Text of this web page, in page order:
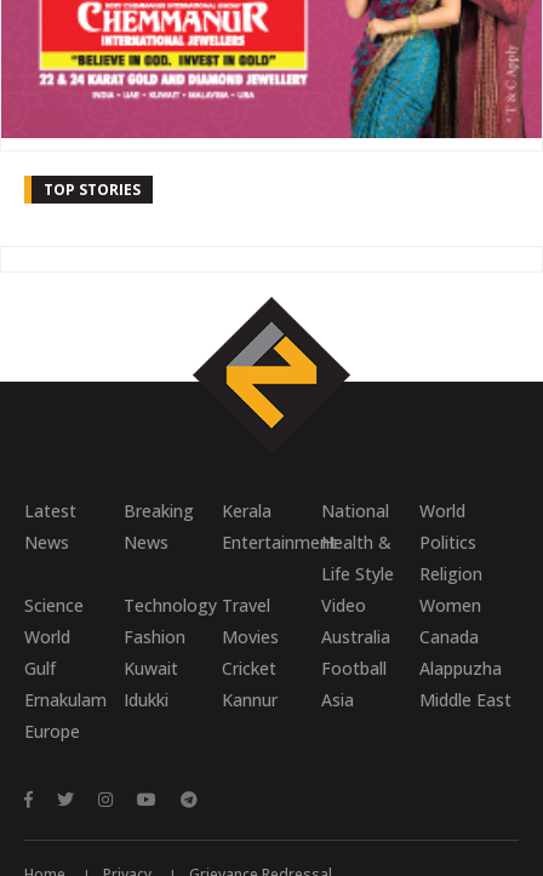
TOP STORIES
Latest
News
Breaking
News
Kerala National
World
EntertainmentHealth &
Life Style
Politics
Religion
Science
World
Technology Travel Video
Women
Fashion
Movies Australia
Canada
Gulf
Kuwait Cricket Football
Alappuzha
Ernakulam
Idukki Kannur Asia
Middle East
Europe